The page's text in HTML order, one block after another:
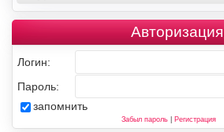
Авторизация
Логин:
Пароль:
запомнить
Забыл пароль| Регистрация